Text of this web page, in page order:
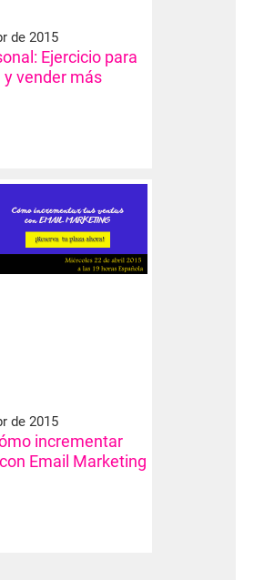
de 2015
Ejercicio para
vender más
de 2015
incrementar
Email Marketing